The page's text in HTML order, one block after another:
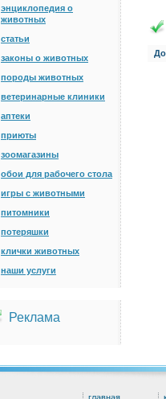
энциклопедия о
животных
статьи
законы о животных
породы животных
ветеринарные клиники
аптеки
приюты
зоомагазины
обои для рабочего стола
игры с животными
питомники
потеряшки
клички животных
наши услуги
Реклама